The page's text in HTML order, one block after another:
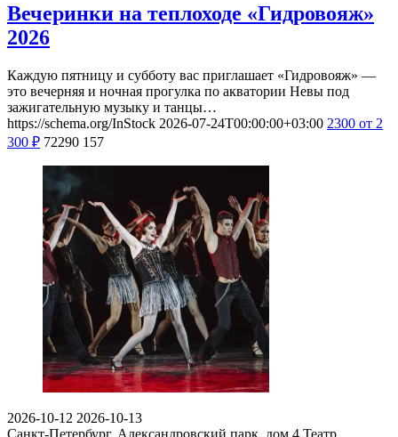
Вечеринки на теплоходе «Гидровояж»
2026
Каждую пятницу и субботу вас приглашает «Гидровояж» —
это вечерняя и ночная прогулка по акватории Невы под
зажигательную музыку и танцы…
https://schema.org/InStock 2026-07-24T00:00:00+03:00 2300 от 2
300 ₽ 72290 157
2026-10-12 2026-10-13
Санкт-Петербург, Александровский парк, дом 4 Театр